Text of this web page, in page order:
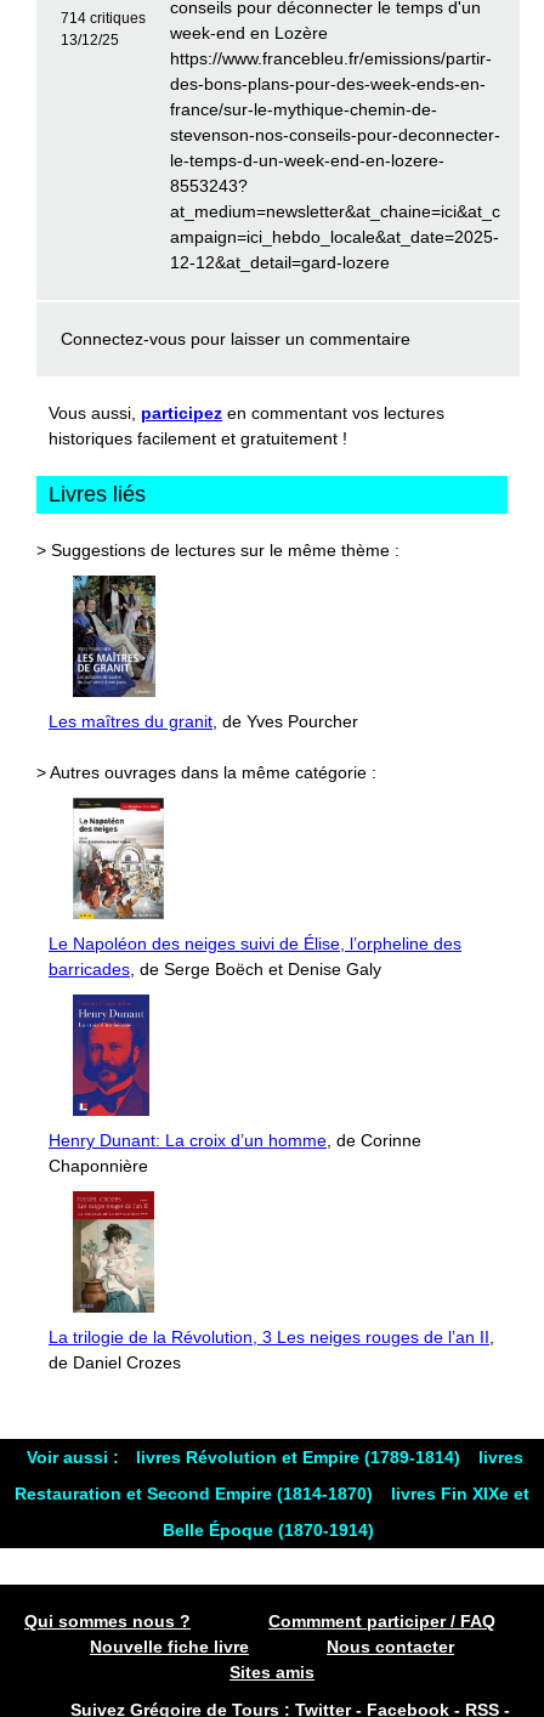
714 critiques
13/12/25
conseils pour déconnecter le temps d'un
week-end en Lozère
https://www.francebleu.fr/emissions/partir-
des-bons-plans-pour-des-week-ends-en-
france/sur-le-mythique-chemin-de-
stevenson-nos-conseils-pour-deconnecter-
le-temps-d-un-week-end-en-lozere-
8553243?
at_medium=newsletter&at_chaine=ici&at_c
ampaign=ici_hebdo_locale&at_date=2025-
12-12&at_detail=gard-lozere
Connectez-vous pour laisser un commentaire
Vous aussi, participez en commentant vos lectures
historiques facilement et gratuitement !
Livres liés
> Suggestions de lectures sur le même thème :
Les maîtres du granit , de Yves Pourcher
> Autres ouvrages dans la même catégorie :
Le Napoléon des neiges suivi de Élise, l’orpheline des
barricades , de Serge Boëch et Denise Galy
Henry Dunant: La croix d’un homme , de Corinne
Chaponnière
La trilogie de la Révolution, 3 Les neiges rouges de l’an II
de Daniel Crozes
Voir aussi : livres Révolution et Empire (1789-1814)
livres
Restauration et Second Empire (1814-1870)
livres Fin XIXe et
Belle Époque (1870-1914)
Qui sommes nous ?
Commment participer / FAQ
Nouvelle fiche livre
Nous contacter
Sites amis
Suivez Grégoire de Tours : Twitter- Facebook - RSS -